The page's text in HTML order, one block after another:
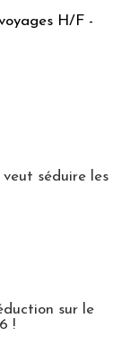
H/F -
séduire les
sur le
!